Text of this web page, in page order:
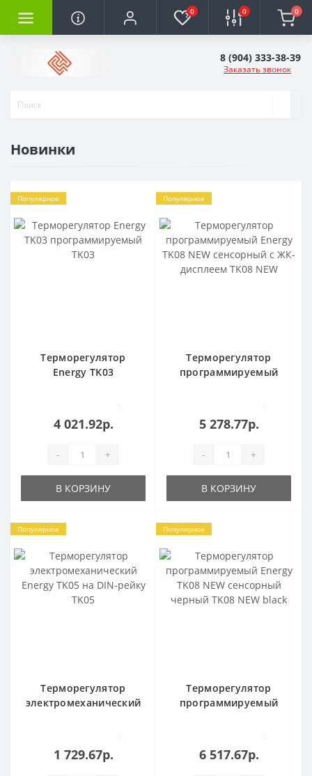
0 0 0
8 (904) 333-38-39
Заказать звонок
Новинки
Популярное
Терморегулятор
Energy TK03
4 021.92р.
- +
В КОРЗИНУ
Популярное
Терморегулятор
программируемый
5 278.77р.
- +
В КОРЗИНУ
Популярное
Терморегулятор
электромеханический
1 729.67р.
Популярное
Терморегулятор
программируемый
6 517.67р.